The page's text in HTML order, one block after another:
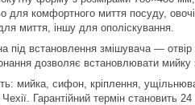
для комфортного миття посуду,
миття, іншу для ополіскування.
під встановлення змішувача —
дозволяє встановлювати
мийка, сифон, кріплення,
Гарантійний термін становить 24